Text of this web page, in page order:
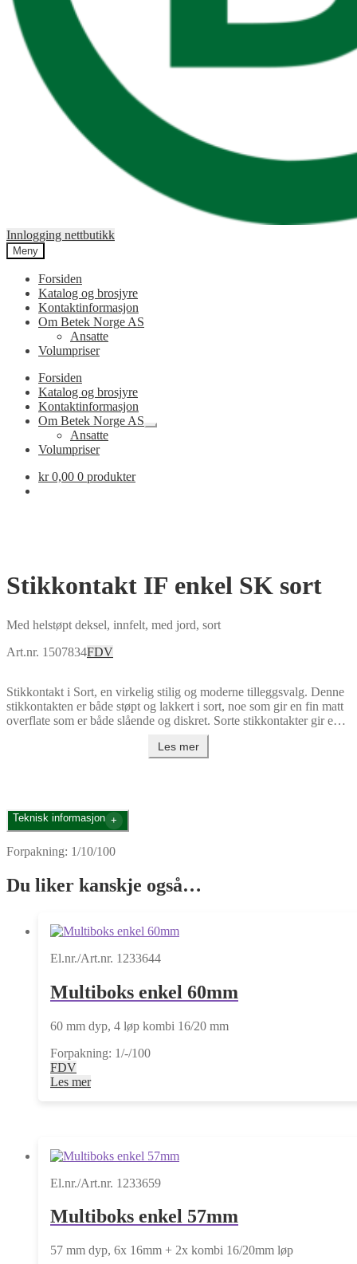
Innlogging nettbutikk
Meny
Forsiden
Katalog og brosjyre
Kontaktinformasjon
Om Betek Norge AS
Ansatte
Volumpriser
Forsiden
Katalog og brosjyre
Kontaktinformasjon
Om Betek Norge AS
Fold
Ansatte
Volumpriser
kr0,00 0 produkter
Stikkontakt IF enkel SK sort
Med helstøpt deksel, innfelt, med jord, sort
Art.nr. 1507834FDV
Stikkontakt i Sort, en virkelig stilig og moderne tilleggsvalg. Denne
stikkontakten er både støpt og lakkert i sort, noe som gir en fin matt
overflate som er både slående og diskret. Sorte stikkontakter gir en
sterk visuell kontrast og et luksuriøst preg til interiøret. Denne fargen
er perfekt for de som ønsker å uttrykke et distinkt og moderne
Les mer
Teknisk informasjon
Forpakning: 1/10/100
Du liker kanskje også…
El.nr./Art.nr. 1233644
Multiboks enkel 60mm
60 mm dyp, 4 løp kombi 16/20 mm
Forpakning: 1/-/100
FDV
Les mer
El.nr./Art.nr. 1233659
Multiboks enkel 57mm
57 mm dyp, 6x 16mm + 2x kombi 16/20mm løp